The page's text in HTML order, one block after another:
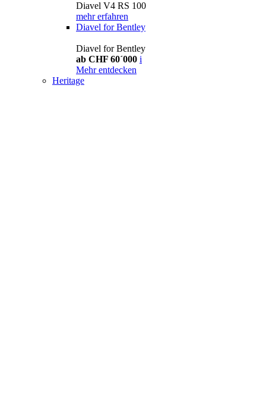
Diavel V4 RS 100
mehr erfahren
Diavel for Bentley
Diavel for Bentley
ab CHF 60´000 i
Mehr entdecken
Heritage